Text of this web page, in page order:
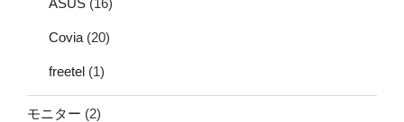
ASUS (16)
Covia (20)
freetel (1)
モニター (2)